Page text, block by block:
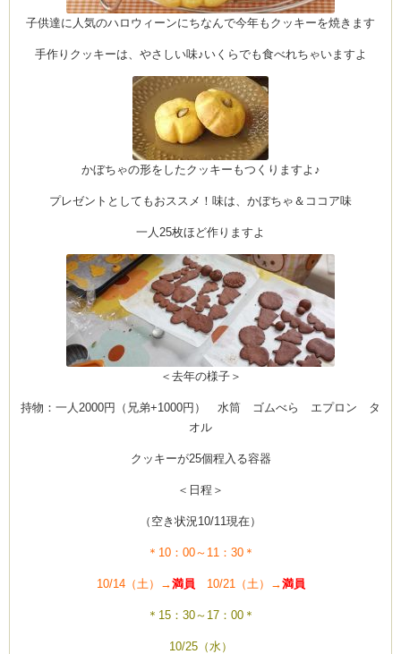
子供達に人気のハロウィーンにちなんで今年もクッキーを焼きます
手作りクッキーは、やさしい味♪いくらでも食べれちゃいますよ
かぼちゃの形をしたクッキーもつくりますよ♪
プレゼントとしてもおススメ！味は、かぼちゃ＆ココア味
一人25枚ほど作りますよ
＜去年の様子＞
持物：一人2000円（兄弟+1000円） 水筒 ゴムべら エプロン タ
オル
クッキーが25個程入る容器
＜日程＞
（空き状況10/11現在）
＊10：00～11：30＊
10/14（土）→満員 10/21（土）→満員
＊15：30～17：00＊
10/25（水）